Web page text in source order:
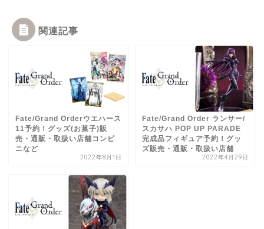
関連記事
Fate/Grand Orderウエハース
11予約！グッズ(お菓子)販
売・通販・取扱い店舗コンビ
ニなど
2022年8月1日
Fate/Grand Order ランサー/
スカサハ POP UP PARADE
完成品フィギュア予約！グッ
ズ販売・通販・取扱い店舗
2022年4月29日